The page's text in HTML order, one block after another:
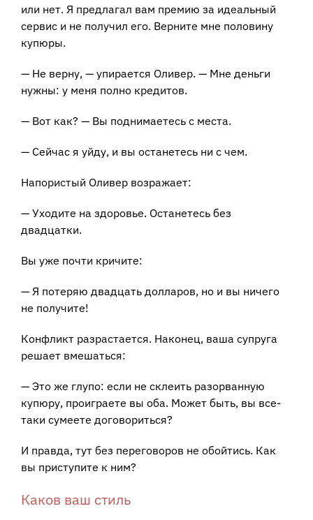
или нет. Я предлагал вам премию за идеальный
сервис и не получил его. Верните мне половину
купюры.
— Не верну, — упирается Оливер. — Мне деньги
нужны: у меня полно кредитов.
— Вот как? — Вы поднимаетесь с места.
— Сейчас я уйду, и вы останетесь ни с чем.
Напористый Оливер возражает:
— Уходите на здоровье. Останетесь без
двадцатки.
Вы уже почти кричите:
— Я потеряю двадцать долларов, но и вы ничего
не получите!
Конфликт разрастается. Наконец, ваша супруга
решает вмешаться:
— Это же глупо: если не склеить разорванную
купюру, проиграете вы оба. Может быть, вы все-
таки сумеете договориться?
И правда, тут без переговоров не обойтись. Как
вы приступите к ним?
Каков ваш стиль